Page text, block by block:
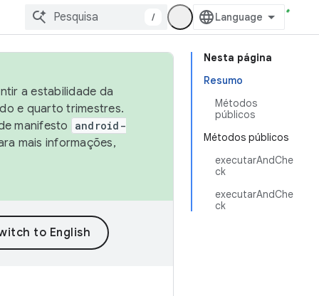
/
Nesta página
Resumo
Métodos
públicos
Métodos públicos
executarAndChe
ck
executarAndChe
ck
a estabilidade da
e quarto trimestres.
manifesto
android-
mais informações,